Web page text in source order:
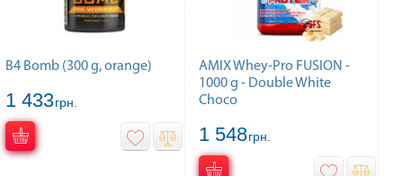
B4 Bomb (300 g, orange)
1 433грн.
AMIX Whey-Pro FUSION -
1000 g - Double White
Choco
1 548грн.